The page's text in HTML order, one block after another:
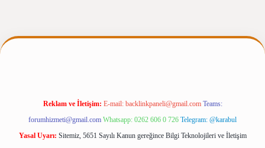
Reklam ve İletişim: E-mail: backlinkpaneli@gmail.com Teams:
forumhizmeti@gmail.com Whatsapp: 0262 606 0 726 Telegram: @karabul
Yasal Uyarı: Sitemiz, 5651 Sayılı Kanun gereğince Bilgi Teknolojileri ve İletişim